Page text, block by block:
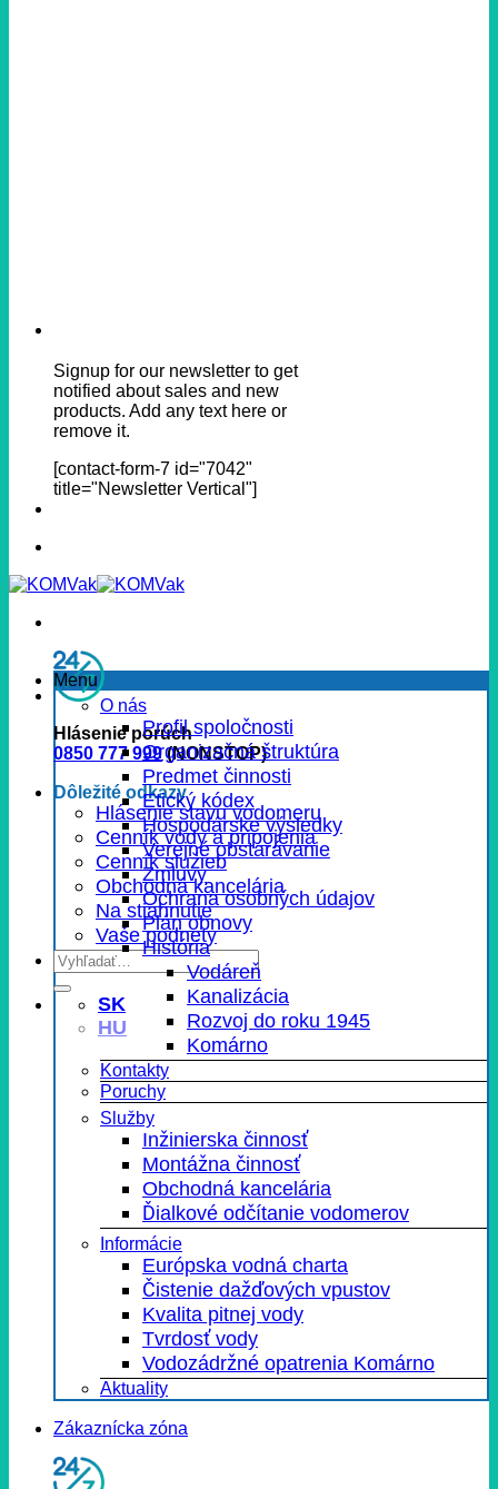
Signup for our newsletter to get
notified about sales and new
products. Add any text here or
remove it.
[contact-form-7 id="7042"
title="Newsletter Vertical"]
Hlásenie porúch
0850 777 999(NONSTOP)
Dôležité odkazy
Hlásenie stavu vodomeru
Cenník vody a pripojenia
Cenník služieb
Obchodná kancelária
Na stiahnutie
Vaše podnety
SK
HU
Menu
O nás
Profil spoločnosti
Organizačná štruktúra
Predmet činnosti
Etický kódex
Hospodárske výsledky
Verejné obstarávanie
Zmluvy
Ochrana osobných údajov
Plán obnovy
História
Vodáreň
Kanalizácia
Rozvoj do roku 1945
Komárno
Kontakty
Poruchy
Služby
Inžinierska činnosť
Montážna činnosť
Obchodná kancelária
Ďialkové odčítanie vodomerov
Informácie
Európska vodná charta
Čistenie dažďových vpustov
Kvalita pitnej vody
Tvrdosť vody
Vodozádržné opatrenia Komárno
Aktuality
Zákaznícka zóna